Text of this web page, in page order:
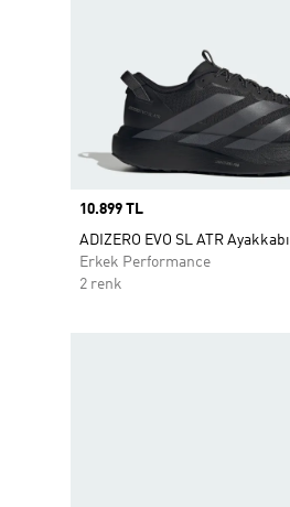
Price
10.899 TL
ADIZERO EVO SL ATR Ayakkabı
Erkek Performance
2 renk